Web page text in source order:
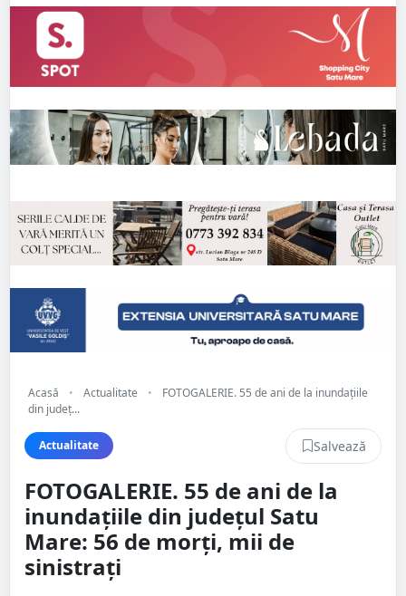
Acasă • Actualitate •
FOTOGALERIE. 55 de ani de la inundațiile
din județ...
Actualitate Salvează
FOTOGALERIE. 55 de ani de la
inundațiile din județul Satu
Mare: 56 de morți, mii de
sinistrați